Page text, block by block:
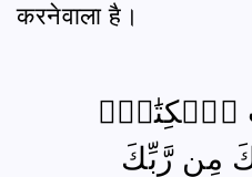
करनेवाला है।
ٱلۡكِتَٰبِۗ
مِن رَّبِّكَ